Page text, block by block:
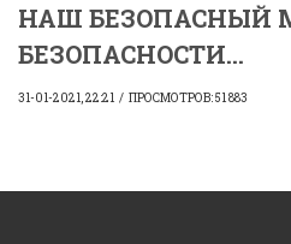
НАШ БЕЗОПАСНЫЙ
БЕЗОПАСНОСТИ...
31-01-2021, 22:21 ПРОСМОТРОВ: 51 883